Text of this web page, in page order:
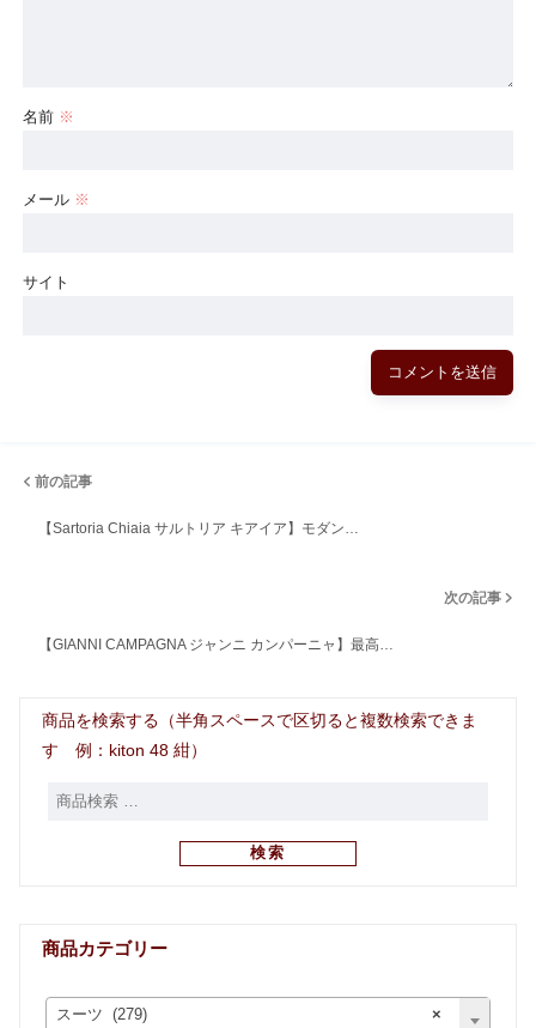
名前 ※
メール ※
サイト
前の記事
【Sartoria Chiaia サルトリア キアイア】モダン…
次の記事
【GIANNI CAMPAGNA ジャンニ カンパーニャ】最高…
商品を検索する（半角スペースで区切ると複数検索できま
す 例：kiton 48 紺）
検索
商品カテゴリー
×
スーツ (279)